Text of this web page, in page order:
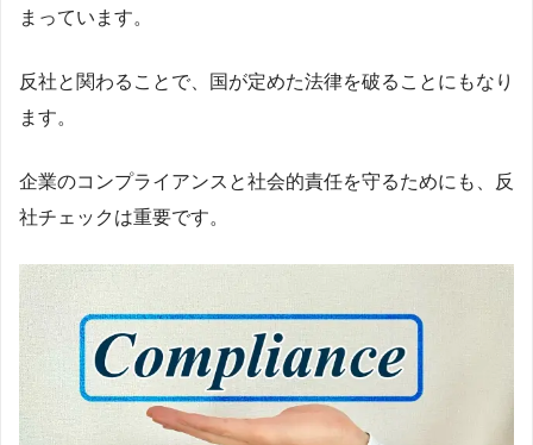
まっています。
反社と関わることで、国が定めた法律を破ることにもなり
ます。
企業のコンプライアンスと社会的責任を守るためにも、反
社チェックは重要です。